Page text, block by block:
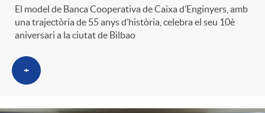
o
C
a
u
t
El model de Banca Cooperativa de Caixa d’Enginyers, amb
una trajectòria de 55 anys d’història, celebra el seu 10è
aniversari a la ciutat de Bilbao
+